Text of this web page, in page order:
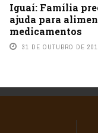
Iguaí: Família
ajuda para
medicamentos
31 DE OUTUBRO DE